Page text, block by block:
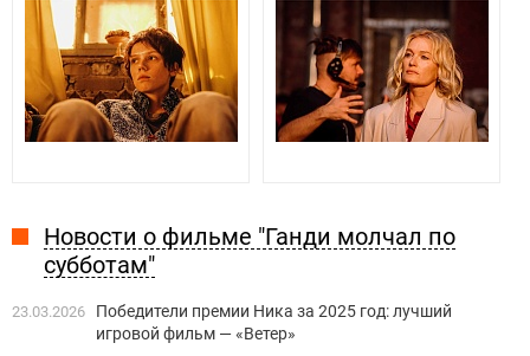
Новости о фильме "Ганди молчал по
субботам"
23.03.2026
Победители премии Ника за 2025 год: лучший
игровой фильм — «Ветер»